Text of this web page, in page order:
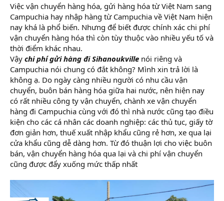
Việc vận chuyển hàng hóa, gửi hàng hóa từ Việt Nam sang
Campuchia hay nhập hàng từ Campuchia về Việt Nam hiện
nay khá là phổ biến. Nhưng để biết được chính xác chi phí
vận chuyển hàng hóa thì còn tùy thuộc vào nhiều yếu tố và
thời điểm khác nhau.
Vậy chi phí gửi hàng đi Sihanoukville nói riêng và
Campuchia nói chung có đắt không? Mình xin trả lời là
không ạ. Do ngày càng nhiều người có nhu cầu vận
chuyển, buôn bán hàng hóa giữa hai nước, nên hiện nay
có rất nhiều công ty vận chuyển, chành xe vận chuyển
hàng đi Campuchia cùng với đó thì nhà nước cũng tạo điều
kiện cho các cá nhân các doanh nghiệp: các thủ tục, giấy tờ
đơn giản hơn, thuế xuất nhập khẩu cũng rẻ hơn, xe qua lại
cửa khẩu cũng dễ dàng hơn. Từ đó thuận lợi cho việc buôn
bán, vận chuyển hàng hóa qua lại và chi phí vận chuyển
cũng được đẩy xuống mức thấp nhất